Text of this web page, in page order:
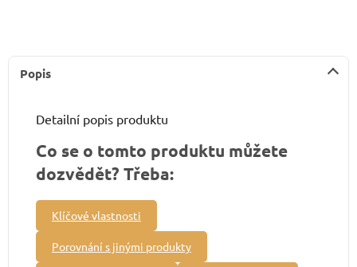
Popis
Detailní popis produktu
Co se o tomto produktu můžete
dozvědět? Třeba:
Klíčové vlastnosti
Porovnání s jinými produkty